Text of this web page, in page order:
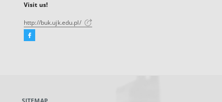
Visit us!
http://buk.ujk.edu.pl/
Facebook